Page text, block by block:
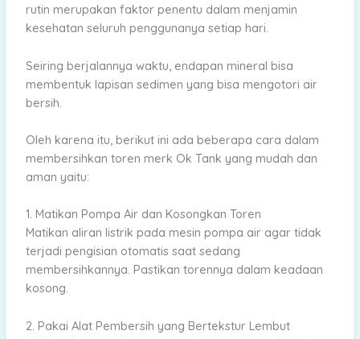
rutin merupakan faktor penentu dalam menjamin
kesehatan seluruh penggunanya setiap hari.
Seiring berjalannya waktu, endapan mineral bisa
membentuk lapisan sedimen yang bisa mengotori air
bersih.
Oleh karena itu, berikut ini ada beberapa cara dalam
membersihkan toren merk Ok Tank yang mudah dan
aman yaitu:
1. Matikan Pompa Air dan Kosongkan Toren
Matikan aliran listrik pada mesin pompa air agar tidak
terjadi pengisian otomatis saat sedang
membersihkannya. Pastikan torennya dalam keadaan
kosong.
2. Pakai Alat Pembersih yang Bertekstur Lembut